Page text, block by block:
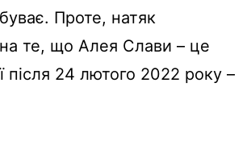
Проте, натяк
те, що Алея Слави – це
після 24 лютого 2022 року –